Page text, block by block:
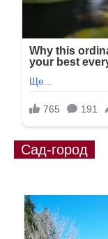
Сад-город